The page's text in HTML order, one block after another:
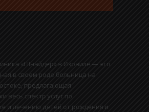
«Шнайдер» в Израиле — это
в своем роде больница на
предлагающая
весь спектр услуг по
и лечению детей от рождения и